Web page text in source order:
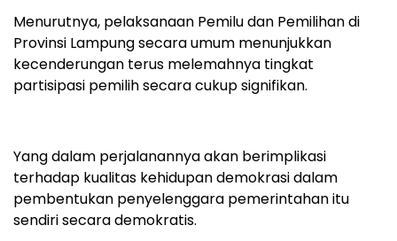
Menurutnya, pelaksanaan Pemilu dan Pemilihan di
Provinsi Lampung secara umum menunjukkan
kecenderungan terus melemahnya tingkat
partisipasi pemilih secara cukup signifikan.
Yang dalam perjalanannya akan berimplikasi
terhadap kualitas kehidupan demokrasi dalam
pembentukan penyelenggara pemerintahan itu
sendiri secara demokratis.